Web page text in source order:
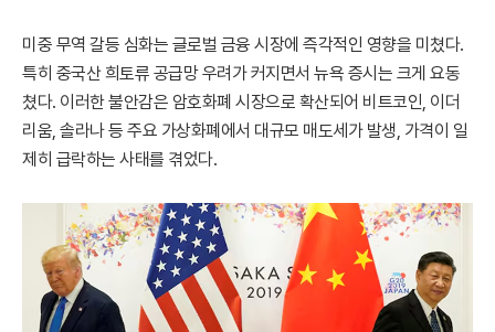
미중 무역 갈등 심화는 글로벌 금융 시장에 즉각적인 영향을 미쳤다.
특히 중국산 희토류 공급망 우려가 커지면서 뉴욕 증시는 크게 요동
쳤다. 이러한 불안감은 암호화폐 시장으로 확산되어 비트코인, 이더
리움, 솔라나 등 주요 가상화폐에서 대규모 매도세가 발생, 가격이 일
제히 급락하는 사태를 겪었다.